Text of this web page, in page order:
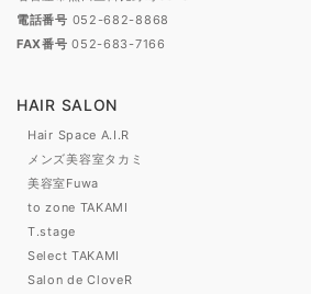
電話番号 052-682-8868
FAX番号 052-683-7166
HAIR SALON
Hair Space A.I.R
メンズ美容室タカミ
美容室Fuwa
to zone TAKAMI
T.stage
Select TAKAMI
Salon de CloveR